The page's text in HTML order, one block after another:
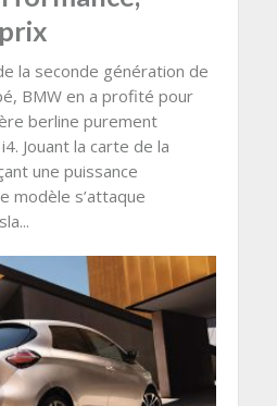
la seconde génération de
BMW en a profité pour
berline purement
Jouant la carte de la
une puissance
modèle s’attaque